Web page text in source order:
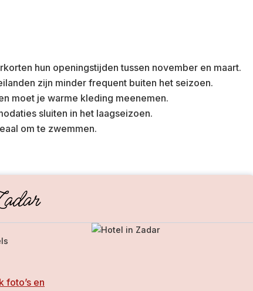
hun openingstijden tussen november en maart.
zijn minder frequent buiten het seizoen.
moet je warme kleding meenemen.
sluiten in het laagseizoen.
om te zwemmen.
foto’s en